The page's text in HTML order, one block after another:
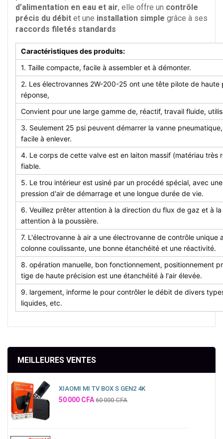
d’alimentation en eau et air, elle offre un contrôle
précis du débit et une installation simple grâce à ses
raccords filetés standards
Caractéristiques des produits:
1. Taille compacte, facile à assembler et à démonter.
2. Les électrovannes 2W-200-25 ont une tête pilote de
réponse,
Convient pour une large gamme de, réactif, travail fluide,
3. Seulement 25 psi peuvent démarrer la vanne
facile à enlever.
4. Le corps de cette valve est en laiton massif (matériau très
fiable.
5. Le trou intérieur est usiné par un procédé spécial, avec
pression d'air de démarrage et une longue durée de vie.
6. Veuillez prêter attention à la direction du flux de gaz et à
attention à la poussière.
7. L'électrovanne à air a une électrovanne de contrôle
colonne coulissante, une bonne étanchéité et une réactivité.
8. opération manuelle, bon fonctionnement, positionnement
tige de haute précision est une étanchéité à l'air élevée.
9. largement, informe le pour contrôler le débit de divers
liquides, etc.
MEILLEURES VENTES
XIAOMI MI TV BOX S GEN2 4K
Prix
50 000 CFA 60 000 CFA